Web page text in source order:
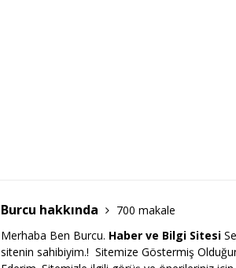
Burcu hakkında
700 makale
Merhaba Ben Burcu. Haber ve Bilgi Sitesi
sitenin sahibiyim.! Sitemize Göstermiş